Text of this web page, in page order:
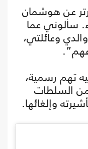
عن هوشمان
سألوني عما
وعائلتي،
تهم رسمية،
السلطات
وإلغائها.